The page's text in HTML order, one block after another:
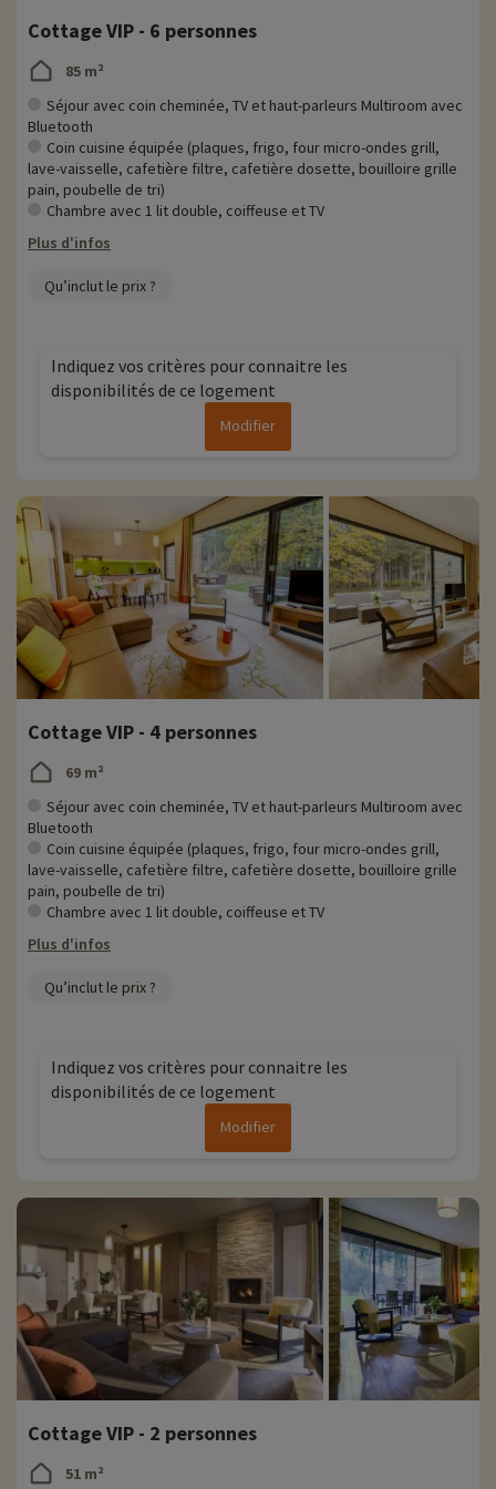
Si vous êtes plutôt nature, découvrez le parc animalier de la Vallée
des Singes où vous approcherez Gorilles et chimpanzés et pour les
fans de reptiles la vallée des crocodiles est à quelques encablures.
Le Zoo BioParc vous présentera plusieurs centaines d'espèces dans
un décor original, une ancienne carrière de pierres.
Chez Familytrip nous découvrons chaque année de nouvelles
activités famille à proximité de nos hébergements : zoo, aquarium...Si
nous avons déjà négocié des activités, elles sont réservables avec
remise directement en ligne après avoir choisi votre logement et
vous pouvez les découvrir
Plus d'informations
Cottage VIP - 6 personnes
85 m²
Séjour avec coin cheminée, TV et haut-parleurs Multiroom avec
Bluetooth
Coin cuisine équipée (plaques, frigo, four micro-ondes grill,
lave-vaisselle, cafetière filtre, cafetière dosette, bouilloire grille
pain, poubelle de tri)
Chambre avec 1 lit double, coiffeuse et TV
Plus d'infos
Qu’inclut le prix ?
Indiquez vos critères pour connaitre les
disponibilités de ce logement
Modifier
Cottage VIP - 4 personnes
69 m²
Séjour avec coin cheminée, TV et haut-parleurs Multiroom avec
Bluetooth
Coin cuisine équipée (plaques, frigo, four micro-ondes grill,
lave-vaisselle, cafetière filtre, cafetière dosette, bouilloire grille
pain, poubelle de tri)
Chambre avec 1 lit double, coiffeuse et TV
Plus d'infos
Qu’inclut le prix ?
Indiquez vos critères pour connaitre les
disponibilités de ce logement
Modifier
Cottage VIP - 2 personnes
51 m²